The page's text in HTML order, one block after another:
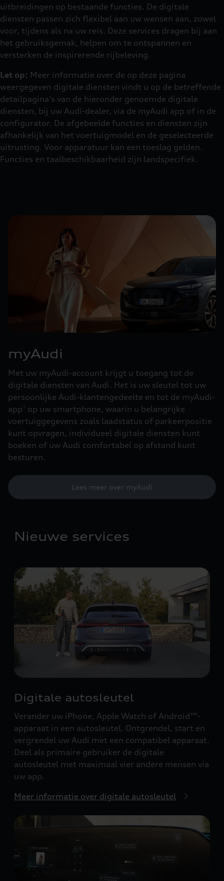
uitbreidingen op bestaande functies. De digitale
diensten passen zich flexibel aan uw wensen aan, zowel
voor, tijdens als na uw reis. Deze services dragen bij aan
het gebruiksgemak, helpen om te ontspannen en
versterken de inspirerende rijbeleving.
Let op: Meer informatie over de op deze pagina
weergegeven digitale diensten vindt u op de betreffende
detailpagina's van de hieronder genoemde digitale
diensten, bij uw Audi-dealer, via de myAudi app of in de
configurator. De afgebeelde functies en diensten zijn
afhankelijk van het voertuigmodel en de geselecteerde
uitrusting. Voor apparatuur kan een toeslag gelden.
Functies en taalbeschikbaarheid zijn landspecifiek.
myAudi
Met uw myAudi-account krijgt u toegang tot de
digitale diensten van Audi. Het is uw sleutel tot uw
persoonlijke Audi-klantengedeelte en tot de myAudi-
app 1
op uw smartphone, waarin u belangrijke
voertuiggegevens zoals laadstatus of parkeerpositie
kunt opvragen, individueel digitale diensten kunt
boeken of uw Audi comfortabel op afstand kunt
besturen.
Lees meer over myAudi
Nieuwe services
Digitale autosleutel
Verander uw iPhone, Apple Watch of Android™-
apparaat in een autosleutel. Ontgrendel, start en
vergrendel uw Audi met een compatibel apparaat.
Deel als primaire gebruiker de digitale
autosleutel met maximaal vier andere mensen via
uw app.
Meer informatie over digitale autosleutel